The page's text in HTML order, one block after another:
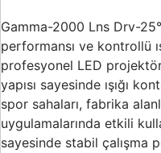
Gamma-2000 Lns Drv-
performansı ve kontrollü
profesyonel LED
yapısı sayesinde ışığı
spor sahaları, fabrika
uygulamalarında etkili
sayesinde stabil çalışma